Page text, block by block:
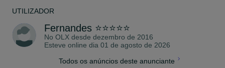
UTILIZADOR
Fernandes ⭐⭐⭐⭐⭐
No OLX desde dezembro de 2016
Esteve online dia 01 de agosto de 2026
Todos os anúncios deste anunciante